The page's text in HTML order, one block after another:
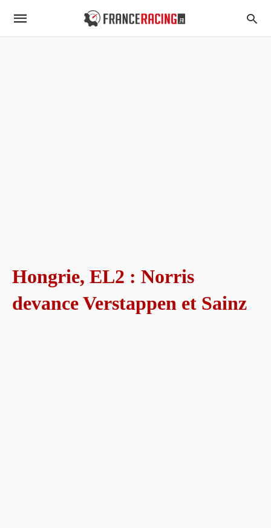
Hongrie, EL2 : Norris
devance Verstappen et Sainz